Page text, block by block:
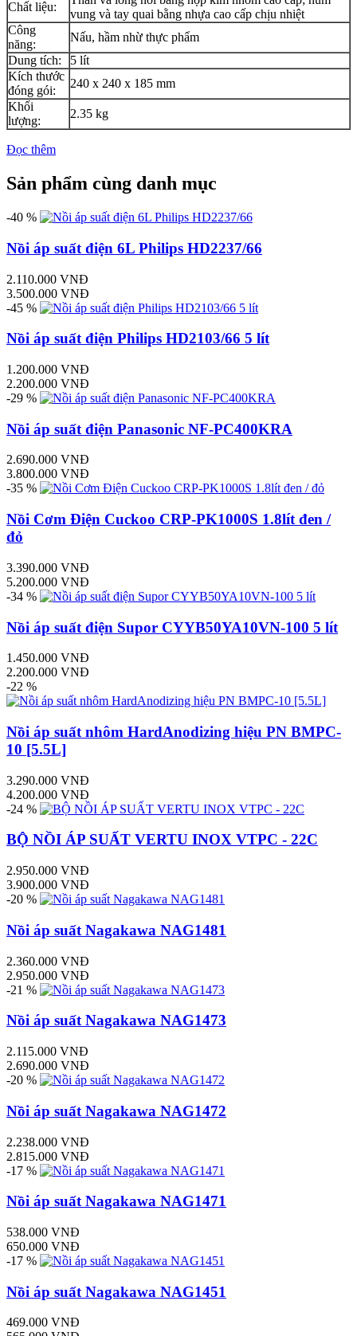
Chất liệu:
vung và tay quai bằng nhựa cao cấp chịu nhiệt
Công
năng:
Nấu, hầm nhừ thực phẩm
Dung tích:
5 lít
Kích thước
đóng gói:
240 x 240 x 185 mm
Khối
lượng:
2.35 kg
Đọc thêm
Sản phẩm cùng danh mục
-40 %
Nồi áp suất điện 6L Philips HD2237/66
2.110.000 VNĐ
3.500.000 VNĐ
-45 %
Nồi áp suất điện Philips HD2103/66 5 lít
1.200.000 VNĐ
2.200.000 VNĐ
-29 %
Nồi áp suất điện Panasonic NF-PC400KRA
2.690.000 VNĐ
3.800.000 VNĐ
-35 %
Nồi Cơm Điện Cuckoo CRP-PK1000S 1.8lít đen /
đỏ
3.390.000 VNĐ
5.200.000 VNĐ
-34 %
Nồi áp suất điện Supor CYYB50YA10VN-100 5 lít
1.450.000 VNĐ
2.200.000 VNĐ
-22 %
Nồi áp suất nhôm HardAnodizing hiệu PN BMPC-
10 [5.5L]
3.290.000 VNĐ
4.200.000 VNĐ
-24 %
BỘ NỒI ÁP SUẤT VERTU INOX VTPC - 22C
2.950.000 VNĐ
3.900.000 VNĐ
-20 %
Nồi áp suất Nagakawa NAG1481
2.360.000 VNĐ
2.950.000 VNĐ
-21 %
Nồi áp suất Nagakawa NAG1473
2.115.000 VNĐ
2.690.000 VNĐ
-20 %
Nồi áp suất Nagakawa NAG1472
2.238.000 VNĐ
2.815.000 VNĐ
-17 %
Nồi áp suất Nagakawa NAG1471
538.000 VNĐ
650.000 VNĐ
-17 %
Nồi áp suất Nagakawa NAG1451
469.000 VNĐ